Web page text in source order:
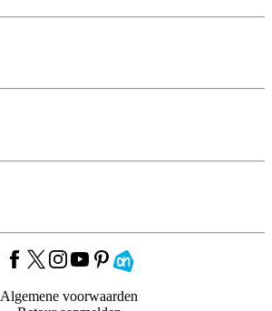
Algemene voorwaarden